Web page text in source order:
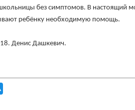
без симптомов. В настоящий
ребёнку необходимую помощь.
Денис Дашкевич.